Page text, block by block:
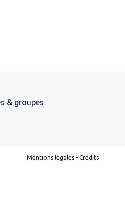
& groupes
Mentions légales - Crédits